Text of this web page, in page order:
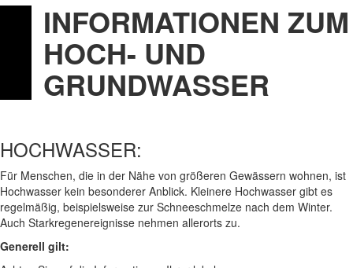
INFORMATIONEN ZUM
HOCH- UND
GRUNDWASSER
HOCHWASSER:
Für Menschen, die in der Nähe von größeren Gewässern wohnen, ist
Hochwasser kein besonderer Anblick. Kleinere Hochwasser gibt es
regelmäßig, beispielsweise zur Schneeschmelze nach dem Winter.
Auch Starkregenereignisse nehmen allerorts zu.
Generell gilt: